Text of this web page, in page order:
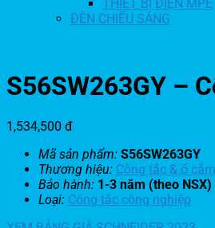
THIẾT BỊ ĐIỆN MPE
ĐÈN CHIẾU SÁNG
S56SW263GY –
1,534,500 đ
Mã sản phẩm: S56SW263GY
Thương hiệu: Công tắc & ổ
Bảo hành: 1-3 năm (theo NSX)
Loại: Công tắc công nghiệp